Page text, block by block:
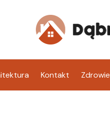
Kontakt Zdrowie